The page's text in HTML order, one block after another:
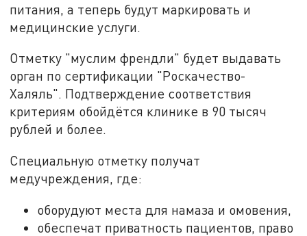
питания, а теперь будут маркировать и
медицинские услуги.
Отметку "муслим френдли" будет выдавать
орган по сертификации "Роскачество-
Халяль". Подтверждение соответствия
критериям обойдётся клинике в 90 тысяч
рублей и более.
Специальную отметку получат
медучреждения, где:
оборудуют места для намаза и омовения,
обеспечат приватность пациентов, право